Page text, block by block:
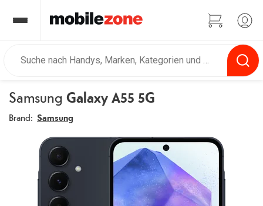
Samsung Galaxy A55 5G
Brand: Samsung